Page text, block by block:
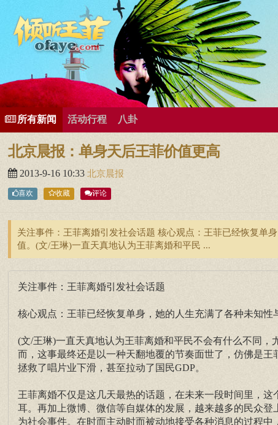
有歌曲专辑
王菲新闻王菲的精美图片王菲精彩视频王菲论坛给王菲留言用户中心王菲
所有新闻 活动行程 八卦
北京晨报：单身天后王菲价值更高
2013-9-16 10:33 北京晨报
喜欢 收藏 评论
关注事件：王菲离婚引发社会话题 核心观点：王菲已经恢复单
值。(文/王琳)一直天真地认为王菲离婚和平民 ...
关注事件：王菲离婚引发社会话题
核心观点：王菲已经恢复单身，她的人生充满了各种未知性
(文/王琳)一直天真地认为王菲离婚和平民不会有什么不同
而，这事最终还是以一种天翻地覆的节奏面世了，仿佛是
拯救了唱片业下滑，甚至拉动了国民GDP。
王菲离婚不仅是这几天最热的话题，在未来一段时间里，
耳。再加上微博、微信等自媒体的发展，越来越多的民众
为社会事件。在时而主动时而被动地接受各种消息的过程